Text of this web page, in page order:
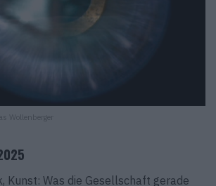
Wollenberger
Kunst: Was die Gesellschaft gerade